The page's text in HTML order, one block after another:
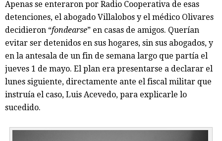
Apenas se enteraron por Radio Cooperativa de esas
detenciones, el abogado Villalobos y el médico Olivares
decidieron “fondearse” en casas de amigos. Querían
evitar ser detenidos en sus hogares, sin sus abogados, y
en la antesala de un fin de semana largo que partía el
jueves 1 de mayo. El plan era presentarse a declarar el
lunes siguiente, directamente ante el fiscal militar que
instruía el caso, Luis Acevedo, para explicarle lo
sucedido.